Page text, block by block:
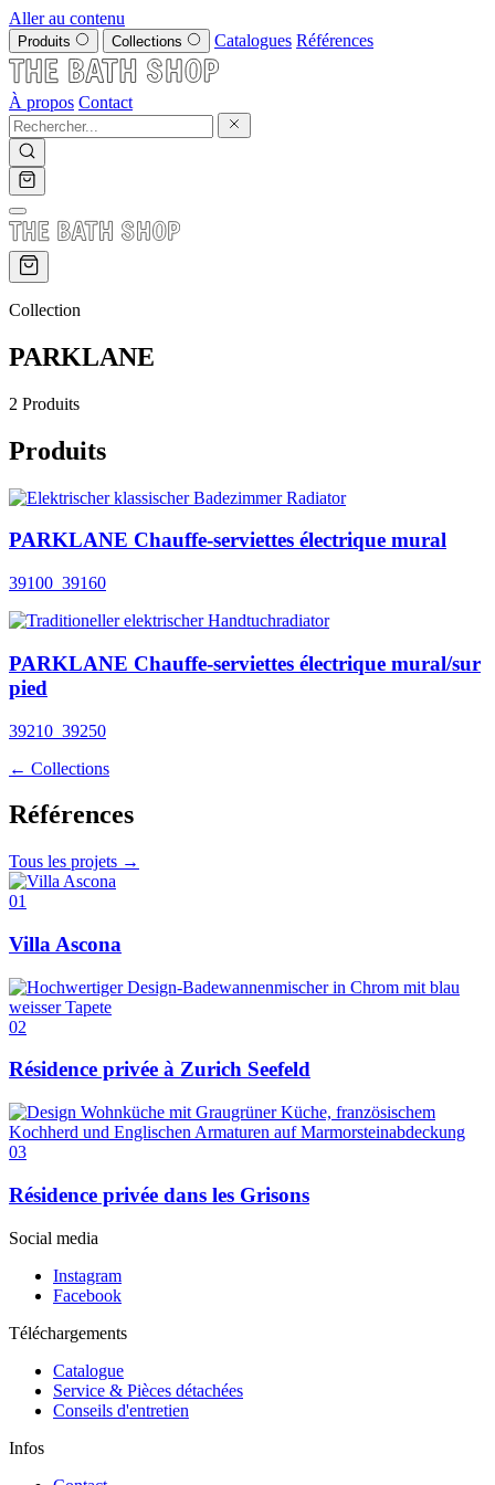
Aller au contenu
Produits Collections Catalogues Références
À propos Contact
Collection
PARKLANE
2 Produits
Produits
PARKLANE Chauffe-serviettes électrique mural
39100_39160
PARKLANE Chauffe-serviettes électrique mural/sur
pied
39210_39250
← Collections
Références
Tous les projets →
01
Villa Ascona
02
Résidence privée à Zurich Seefeld
03
Résidence privée dans les Grisons
Social media
Instagram
Facebook
Téléchargements
Catalogue
Service & Pièces détachées
Conseils d'entretien
Infos